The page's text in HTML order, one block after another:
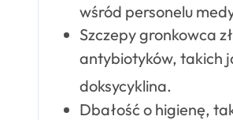
wśród personelu
Szczepy gronkowca
antybiotyków, takich
doksycyklina.
Dbałość o higienę,